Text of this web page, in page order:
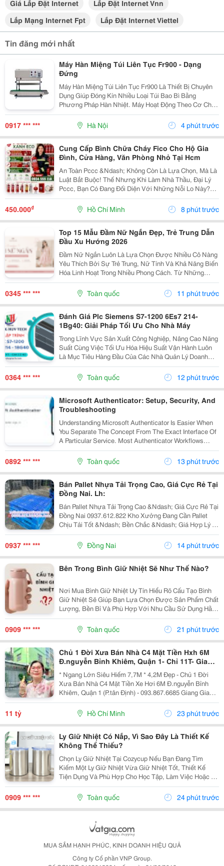
Giá Lắp Đặt Internet
Lắp Đặt Internet Vnn
Lắp Mạng Internet Fpt
Lắp Đặt Internet Viettel
Tin đăng mới nhất
Máy Hàn Miệng Túi Liên Tục Fr900 - Dạng
Đứng
Máy Hàn Miệng Túi Liên Tục Fr900 Là Thiết Bị Chuyên
Dụng Giúp Đóng Kín Nhiều Loại Túi Bao Bì Bằng
Phương Pháp Hàn Nhiệt. Máy Hoạt Động Theo Cơ Chế
Liên Tục, Hỗ Trợ Tăng Tốc Độ Đóng Gói Và Tạo Đường
Hàn Đều Trên Từng Sản Phẩm. Đây Là Lựa Chọn Phù
0917 *** *** Hà Nội 4 phút trước
Cung Cấp Bình Chữa Cháy Fico Cho Hộ Gia
Đình, Cửa Hàng, Văn Phòng Nhỏ Tại Hcm
An Toàn Pccc &Ndash; Không Còn Là Lựa Chọn, Mà Là
Luật Bắt Buộc! Thế Nhưng Khi Làm Nhà Thầu, Đại Lý
Pccc, Bạn Có Đang Đối Diện Với Những Nỗi Lo Này?
Đại Lý Nhỏ: Sợ Ôm Hàng, Vốn Chôn, Rủi Ro Cao. Nhà
Thầu: Hồ Sơ Pháp Lý Không Đủ, Công Trình Chậm...
450.000₫ Hồ Chí Minh 8 phút trước
Top 15 Mẫu Đầm Nữ Ngắn Đẹp, Trẻ Trung Dẫn
Đầu Xu Hướng 2026
Đầm Nữ Ngắn Luôn Là Lựa Chọn Được Nhiều Cô Nàng
Yêu Thích Bởi Sự Trẻ Trung, Nữ Tính Và Khả Năng Biến
Hóa Linh Hoạt Trong Nhiều Phong Cách. Từ Những
Thiết Kế Babydoll Đáng Yêu, Đầm Chữ A Thanh Lịch
Đến Kiểu Trễ Vai Quyến Rũ Hay Tay Phồng Điệu Đà,
0345 *** *** Toàn quốc 11 phút trước
Đánh Giá Plc Siemens S7-1200 6Es7 214-
1Bg40: Giải Pháp Tối Ưu Cho Nhà Máy
Trong Lĩnh Vực Sản Xuất Công Nghiệp, Nâng Cao Năng
Suất Cùng Việc Tối Ưu Hóa Hiệu Suất Vận Hành Luôn
Là Mục Tiêu Hàng Đầu Của Các Nhà Quản Lý Doanh
Nghiệp. Để Hỗ Trợ Các Dây Chuyền Và Hệ Thống Tự
Động Hóa Làm Việc Chính Xác, Mượt Mà Hơn, Một
Thiết Bị...
0364 *** *** Toàn quốc 12 phút trước
Microsoft Authenticator: Setup, Security, And
Troubleshooting
Understanding Microsoft Authenticator Is Easier When
You Separate The Concept From The Exact Interface Of
A Particular Service. Most Authenticator Workflows
Connect An Account To An App, Device, Or Verification
Method And Then Request A Changing Code...
0892 *** *** Toàn quốc 13 phút trước
Bán Pallet Nhựa Tải Trọng Cao, Giá Cực Rẻ Tại
Đồng Nai. Lh:
Bán Pallet Nhựa Tải Trọng Cao &Ndash; Giá Cực Rẻ Tại
Đồng Nai 0937.612.822 Kho Xưởng Đang Cần Pallet
Chịu Tải Tốt &Ndash; Bền Chắc &Ndash; Giá Hợp Lý ?
Có Ngay Đây Ạ! Pallet Nhựa Tải Trọng Cao &Ndash;
Chuyên Dùng: ✅ Kê Hàng Hóa, Máy Móc, Nguyên...
0937 *** *** Đồng Nai 14 phút trước
Bên Trong Bình Giữ Nhiệt Sẽ Như Thế Nào?
Nơi Mua Bình Giữ Nhiệt Uy Tín Hiểu Rõ Cấu Tạo Bình
Giữ Nhiệt Sẽ Giúp Bạn Lựa Chọn Được Sản Phẩm Chất
Lượng, Bền Bỉ Và Phù Hợp Với Nhu Cầu Sử Dụng Hằng
Ngày. Nếu Bạn Đang Tìm Kiếm Bình Giữ Nhiệt Chất
Lượng, Hãy Tham Khảo Các Sản Phẩm Giữ Nhiệt...
0909 *** *** Toàn quốc 21 phút trước
Chủ 1 Đời Xưa Bán Nhà C4 Mặt Tiền Hxh 6M
Đ.nguyễn Bỉnh Khiêm, Quận 1- Chỉ 11T- Giang
Giang - Khu Vip Hiếm Nhà Bán Giá Tốt
* Ngang Lớn Siêu Hiếm 7,7M * 4,2M Đẹp - Chủ 1 Đời
Xưa Bán Nhà C4 Mặt Tiền Xe Hơi 6M Đ.nguyễn Bỉnh
Khiêm, Quận 1 (P.tân Định) - 093.867.6685 Giang Giang
Chính Chủ Gặp + Diện Tích: 32M2 - Ngang 7,5M Nở
Hậu 7,7M * 4,2M. + Hiện Trạng: Nhà C4 - Phù Hợp...
11 tỷ Hồ Chí Minh 23 phút trước
Ly Giữ Nhiệt Có Nắp, Vì Sao Đây Là Thiết Kế
Không Thể Thiếu?
Chọn Ly Giữ Nhiệt Tại Cozycup Nếu Bạn Đang Tìm
Kiếm Một Ly Giữ Nhiệt Vừa Giữ Nhiệt Tốt, Thiết Kế
Tiện Dụng Và Phù Hợp Cho Học Tập, Làm Việc Hoặc Di
Chuyển Hằng Ngày, Cozycup Là Một Lựa Chọn Đáng
Tham Khảo. Với Đa Dạng Mẫu Mã, Dung Tích Và Màu
0909 *** *** Toàn quốc 24 phút trước
MUA SẮM HẠNH PHÚC, KINH DOANH HIỆU QUẢ
Công ty Cổ phần VNP Group.